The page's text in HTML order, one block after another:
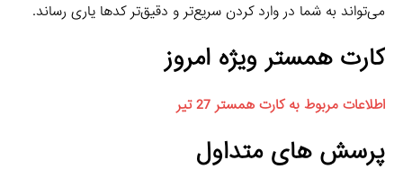
می‌تواند به شما در وارد کردن سریع‌تر و دقیق‌تر کدها یاری رساند.
کارت همستر ویژه امروز
اطلاعات مربوط به کارت همستر 27 تیر
پرسش‌ های متداول